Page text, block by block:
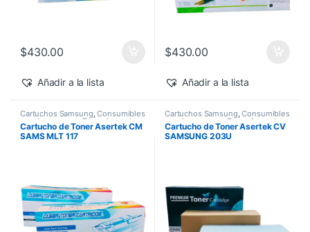
$430.00
Añadir a la lista
$430.00
Añadir a la lista
Cartuchos Samsung,Consumibles
para Impresoras Toner Asertek
Cartucho de Toner Asertek CM
SAMS MLT 117
Cartuchos Samsung,Consumibles
para Impresoras Toner Asertek
Cartucho de Toner Asertek CV
SAMSUNG 203U